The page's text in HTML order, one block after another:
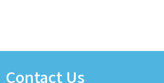
Contact Us